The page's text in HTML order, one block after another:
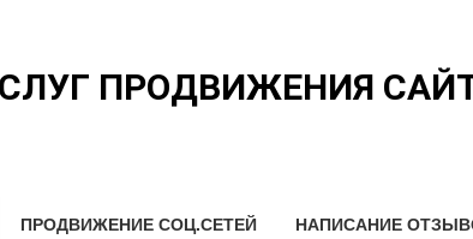
ПРОДВИЖЕНИЯ
ПРОДВИЖЕНИЕ СОЦ.СЕТЕЙ НАПИСАНИЕ